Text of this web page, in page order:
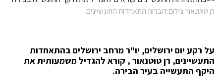
רן טוטנאור צילום:דוברות התאחדות התעשיינים
על רקע יום ירושלים, יו"ר מרחב ירושלים בהתאחדות
התעשיינים, רן טוטנאור , קורא להגדיל משמעותית את
היקף התעשייה בעיר הבירה.